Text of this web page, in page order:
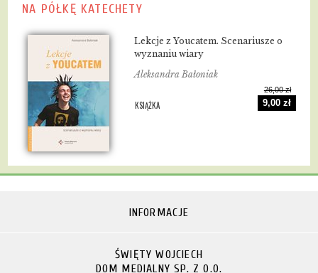
NA PÓŁKĘ KATECHETY
Lekcje z Youcatem. Scenariusze o
wyznaniu wiary
Aleksandra Bałoniak
KSIĄŻKA
26,00 zł
9,00 zł
INFORMACJE
ŚWIĘTY WOJCIECH
DOM MEDIALNY SP. Z O.O.